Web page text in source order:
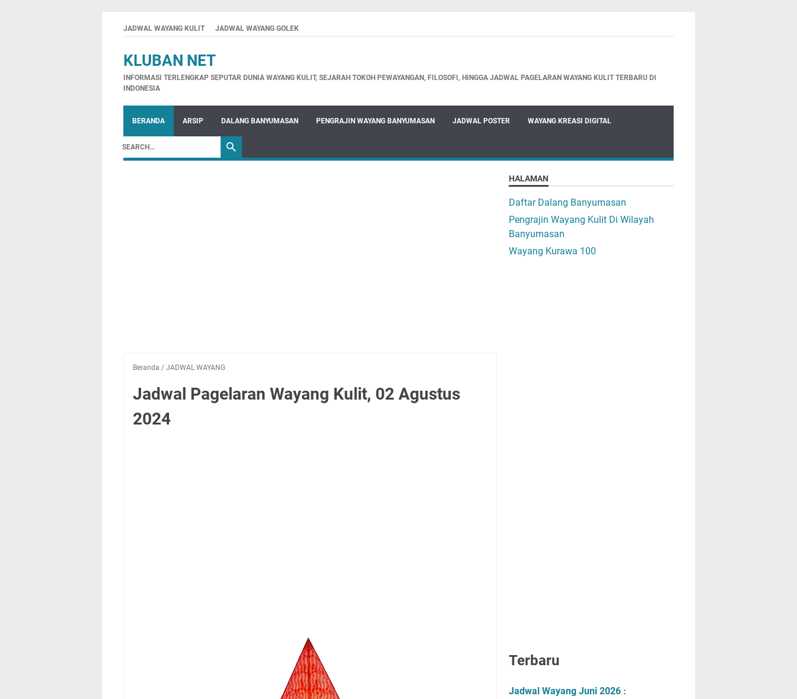
JADWAL WAYANG KULIT JADWAL WAYANG GOLEK
KLUBAN NET
INFORMASI TERLENGKAP SEPUTAR DUNIA WAYANG KULIT, SEJARAH TOKOH PEWAYANGAN, FILOSOFI, HINGGA JADWAL PAGELARAN WAYANG KULIT TERBARU DI
INDONESIA
BERANDA ARSIP DALANG BANYUMASAN PENGRAJIN WAYANG BANYUMASAN JADWAL POSTER WAYANG KREASI DIGITAL
Beranda / JADWAL WAYANG
Jadwal Pagelaran Wayang Kulit, 02 Agustus
2024
HALAMAN
Daftar Dalang Banyumasan
Pengrajin Wayang Kulit Di Wilayah
Banyumasan
Wayang Kurawa 100
Terbaru
Jadwal Wayang Juni 2026 :